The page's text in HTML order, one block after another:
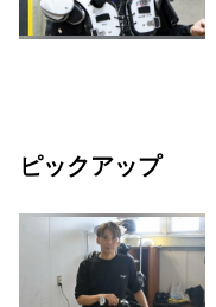
ピックアップ